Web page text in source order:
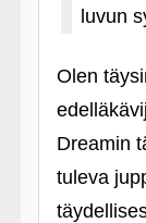
luvun
Olen
Dreamin
tuleva